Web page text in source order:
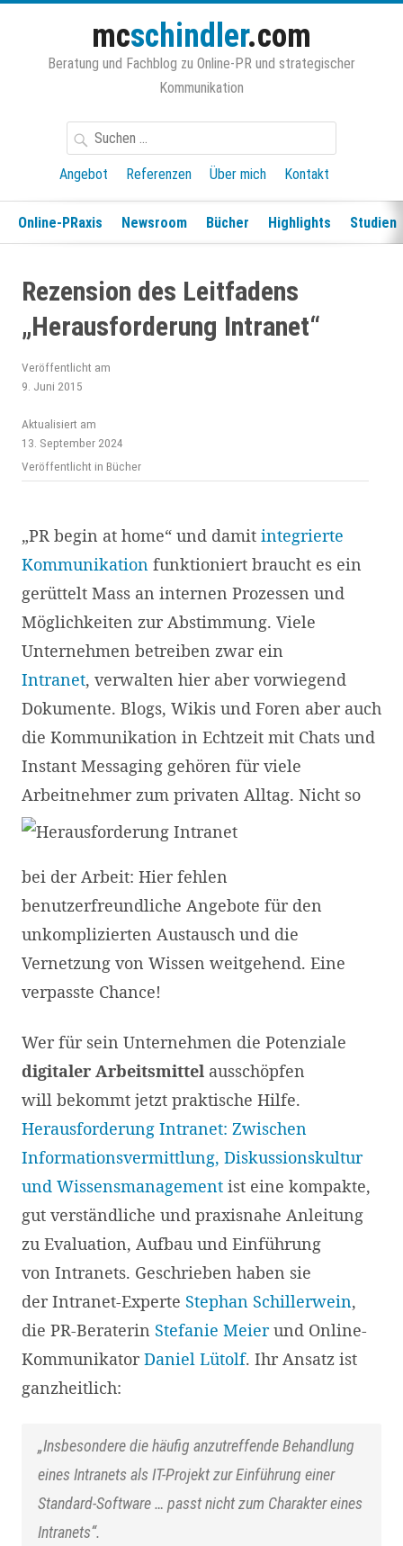
mcschindler.com
Beratung und Fachblog zu Online-PR und strategischer
Kommunikation
Suchen
nach:
Angebot
Referenzen Über mich Kontakt
Online-PRaxis Newsroom Bücher Highlights Studien
Rezension des Leitfadens
„Herausforderung Intranet“
Veröffentlicht am
9. Juni 2015
Aktualisiert am
13. September 2024
Veröffentlicht in Bücher
„PR begin at home“ und damit integrierte
Kommunikation funktioniert braucht es ein
gerüttelt Mass an internen Prozessen und
Möglichkeiten zur Abstimmung. Viele
Unternehmen betreiben zwar ein
Intranet, verwalten hier aber vorwiegend
Dokumente. Blogs, Wikis und Foren aber auch
die Kommunikation in Echtzeit mit Chats und
Instant Messaging gehören für viele
Arbeitnehmer zum privaten Alltag. Nicht so
bei der Arbeit: Hier fehlen
benutzerfreundliche Angebote für den
unkomplizierten Austausch und die
Vernetzung von Wissen weitgehend. Eine
verpasste Chance!
Wer für sein Unternehmen die Potenziale
digitaler Arbeitsmittel ausschöpfen
will bekommt jetzt praktische Hilfe.
Herausforderung Intranet: Zwischen
Informationsvermittlung, Diskussionskultur
und Wissensmanagement ist eine kompakte,
gut verständliche und praxisnahe Anleitung
zu Evaluation, Aufbau und Einführung
von Intranets. Geschrieben haben sie
der Intranet-Experte Stephan Schillerwein,
die PR-Beraterin Stefanie Meierund Online-
Kommunikator Daniel Lütolf. Ihr Ansatz ist
ganzheitlich:
„Insbesondere die häufig anzutreffende Behandlung
eines Intranets als IT-Projekt zur Einführung einer
Standard-Software … passt nicht zum Charakter eines
Intranets“.